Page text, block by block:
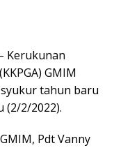
Kerukunan
GMIM
tahun baru
(2/2/2022).
Pdt Vanny